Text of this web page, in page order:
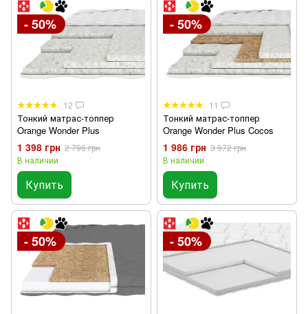
- 50%
12
Тонкий матрас-топпер
Orange Wonder Plus
1 398 грн 2 796 грн
В наличии
Купить
- 50%
11
Тонкий матрас-топпер
Orange Wonder Plus Cocos
1 986 грн 3 972 грн
В наличии
Купить
- 50% - 50%